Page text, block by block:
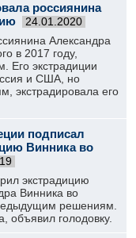
россиянина
24.01.2020
Александра
в 2017 году,
Его экстрадиции
и США, но
экстрадировала его
подписал
Винника во
экстрадицию
Винника во
решениям.
объявил голодовку.